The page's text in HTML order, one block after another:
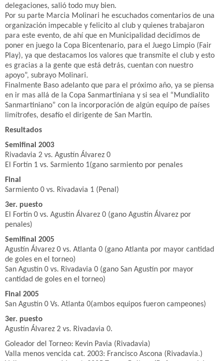
delegaciones, salió todo muy bien.
Por su parte Marcia Molinari he escuchados comentarios de una
organización impecable y felicito al club y quienes trabajaron
para este evento, de ahí que en Municipalidad decidimos de
poner en juego la Copa Bicentenario, para el Juego Limpio (Fair
Play), ya que destacamos los valores que transmite el club y esto
es gracias a la gente que está detrás, cuentan con nuestro
apoyo”, subrayo Molinari.
Finalmente Baso adelanto que para el próximo año, ya se piensa
en ir mas allá de la Copa Sanmartiniana y si sea el “Mundialito
Sanmartiniano” con la incorporación de algún equipo de países
limítrofes, desafío el dirigente de San Martin.
Resultados
Semifinal 2003
Rivadavia 2 vs. Agustín Álvarez 0
El Fortín 1 vs. Sarmiento 1(gano sarmiento por penales
Final
Sarmiento 0 vs. Rivadavia 1 (Penal)
3er. puesto
El Fortín 0 vs. Agustín Álvarez 0 (gano Agustín Álvarez por
penales)
Semifinal 2005
Agustín Álvarez 0 vs. Atlanta 0 (gano Atlanta por mayor cantidad
de goles en el torneo)
San Agustín 0 vs. Rivadavia 0 (gano San Agustín por mayor
cantidad de goles en el torneo)
Final 2005
San Agustín 0 Vs. Atlanta 0(ambos equipos fueron campeones)
3er. puesto
Agustín Álvarez 2 vs. Rivadavia 0.
Goleador del Torneo: Kevin Pavia (Rivadavia)
Valla menos vencida cat. 2003: Francisco Ascona (Rivadavia.)